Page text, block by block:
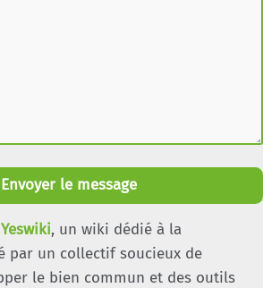
Envoyer le message
Yeswiki, un wiki dédié à la
par un collectif soucieux de
le bien commun et des outils